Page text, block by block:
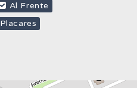
Al Frente
Placares